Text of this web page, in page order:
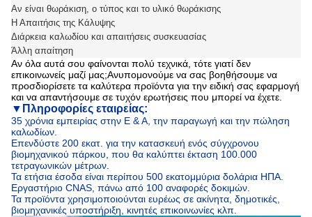
Αν είναι θωράκιση, ο τύπος και το υλικό θωράκισης
Η Απαιτήσις της Κάλυψης
Διάρκεια καλωδίου και απαιτήσεις συσκευασίας
Άλλη απαίτηση
Αν όλα αυτά σου φαίνονται πολύ τεχνικά, τότε γιατί δεν
επικοινωνείς μαζί μας;Ανυπομονούμε να σας βοηθήσουμε να
προσδιορίσετε τα καλύτερα προϊόντα για την ειδική σας εφαρμογή
και να απαντήσουμε σε τυχόν ερωτήσεις που μπορεί να έχετε.
▼ Πληροφορίες εταιρείας:
35 χρόνια εμπειρίας στην Ε & Α, την παραγωγή και την πώληση
καλωδίων.
Επενδύστε 200 εκατ. για την κατασκευή ενός σύγχρονου
βιομηχανικού πάρκου, που θα καλύπτει έκταση 100.000
τετραγωνικών μέτρων.
Τα ετήσια έσοδα είναι περίπου 500 εκατομμύρια δολάρια ΗΠΑ.
Εργαστήριο CNAS, πάνω από 100 αναφορές δοκιμών.
Τα προϊόντα χρησιμοποιούνται ευρέως σε ακίνητα, δημοτικές,
βιομηχανικές υποστήριξη, κινητές επικοινωνίες κλπ.